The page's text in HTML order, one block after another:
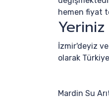
hemen fiyat
İzmir'deyiz
olarak
Mardin Su